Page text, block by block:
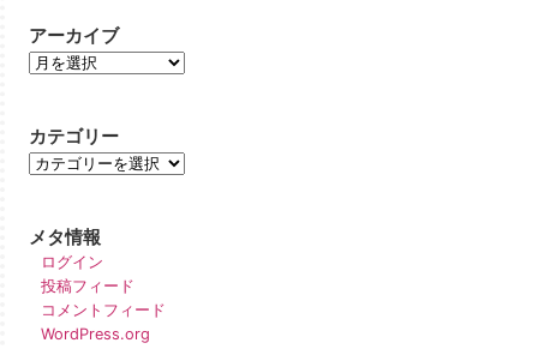
アーカイブ
カテゴリー
メタ情報
ログイン
投稿フィード
コメントフィード
WordPress.org